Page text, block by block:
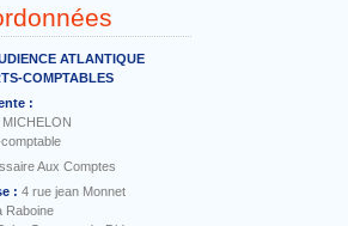
ATLANTIQUE
COMPTABLES
:
MICHELON
Aux Comptes
: 4 rue jean Monnet
Raboine